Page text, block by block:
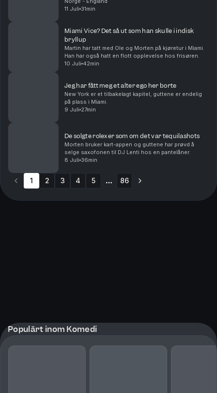
11 Juli 31min
Miami Vice? Det så ut som han skulle i indisk
bryllup
Martin har tatt med Ole og Morten på kjøretur i Miami.
Han har også hatt en flott opplevelse hos frisøren.
10 Juli 42min
Jeg har fått meg et alter ego her borte
New York er et tilbakelagt kapitel, guttene er endelig
på plass i Miami.
9 Juli 27min
De solgte rolexer som om det var tequilashots
Morten bruker kart-appen og guttene har prøvd å
selge saxofonen til DJ Lenti hos en pantelåner.
8 Juli 36min
1 2 3 4 5 86
Populärt inom Komedi